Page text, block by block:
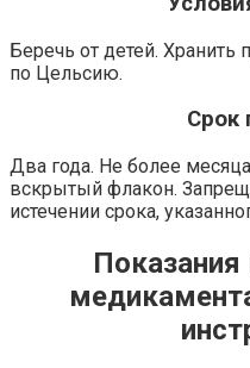
Беречь от детей. Хранить
по Цельсию.
Срок
Два года. Не более
вскрытый флакон.
истечении срока,